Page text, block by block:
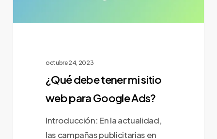
octubre 24, 2023
¿Qué debe tener mi sitio
web para Google Ads?
Introducción: En la actualidad,
las campañas publicitarias en